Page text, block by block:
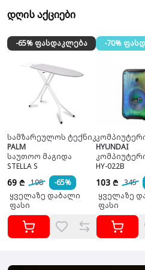
დღის აქციები
-65% ფასდაკლება
სამზარეულოს ტექნიკა
PALM
საუთოო მაგიდა
STELLA S
69 ₾ 198
-65%
ყველაზე დაბალი
ფასი
-70%
HYUNDAI
HY-022B
103 ₾ 345
ყველაზე
ფასი